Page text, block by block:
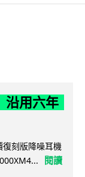
用六年
刻版降噪耳機
閱讀